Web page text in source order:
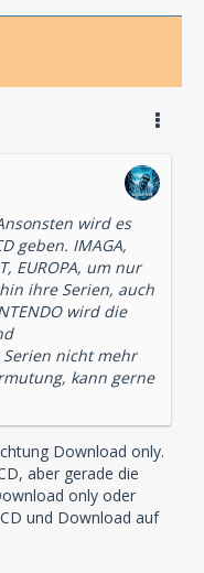
wird es
geben. IMAGA,
EUROPA, um nur
ihre Serien, auch
wird die
nicht mehr
kann gerne
Download only.
aber gerade die
only oder
und Download auf